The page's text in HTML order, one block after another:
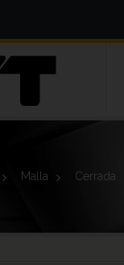
> Malla > Cerrada